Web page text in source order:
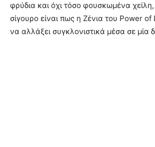
φρύδια και όχι τόσο φουσκωμένα
σίγουρο είναι πως η Ζένια του Power
να αλλάξει συγκλονιστικά μέσα σε μία